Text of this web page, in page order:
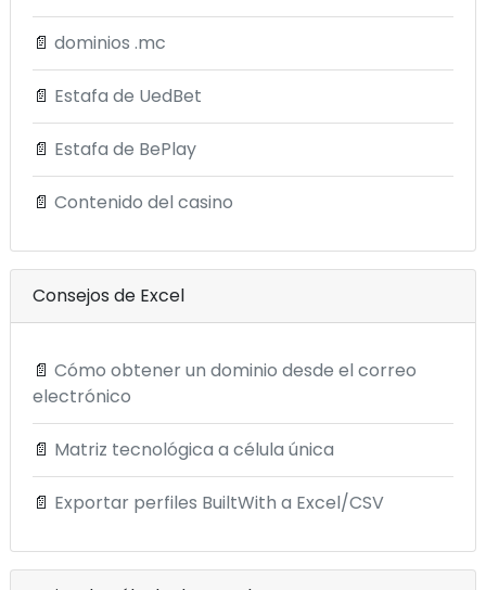
📄 dominios .mc
📄 Estafa de UedBet
📄 Estafa de BePlay
📄 Contenido del casino
Consejos de Excel
📄 Cómo obtener un dominio desde el correo
electrónico
📄 Matriz tecnológica a célula única
📄 Exportar perfiles BuiltWith a Excel/CSV